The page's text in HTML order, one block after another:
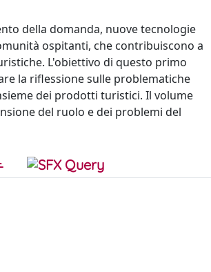
della domanda, nuove tecnologie
ospitanti, che contribuiscono a
L'obiettivo di questo primo
la riflessione sulle problematiche
dei prodotti turistici. Il volume
del ruolo e dei problemi del